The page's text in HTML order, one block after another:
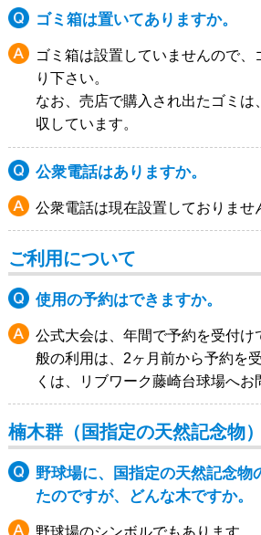
ゴミ箱は置いてありますか。
ゴミ箱は設置していませんので、
り下さい。
なお、売店で購入され出たゴミは
収しています。
公衆電話はありますか。
公衆電話は現在設置しておりませ
ご利用について
使用の予約はできますか。
公式大会は、年間で予約を受付け
般の利用は、2ヶ月前から予約を
くは、リブワーク藤崎台球場へお
楠木群（国指定の天然記念物
野球場に、国指定の天然記念物
たのですが、どんな木ですか。
野球場のシンボルでもあります。